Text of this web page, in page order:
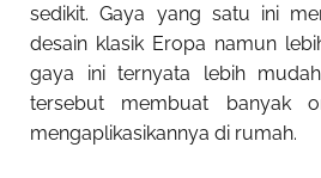
sedikit. Gaya yang satu ini
desain klasik Eropa namun
gaya ini ternyata lebih
tersebut membuat banyak
mengaplikasikannya di rumah.